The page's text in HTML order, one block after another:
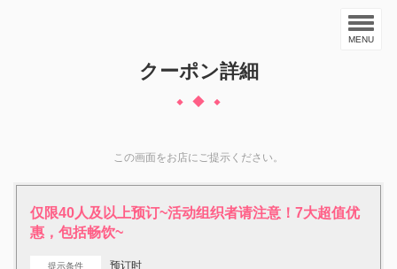
MENU
クーポン詳細
この画面をお店にご提示ください。
仅限40人及以上预订~活动组织者请注意！7大超值优
惠，包括畅饮~
提示条件 预订时